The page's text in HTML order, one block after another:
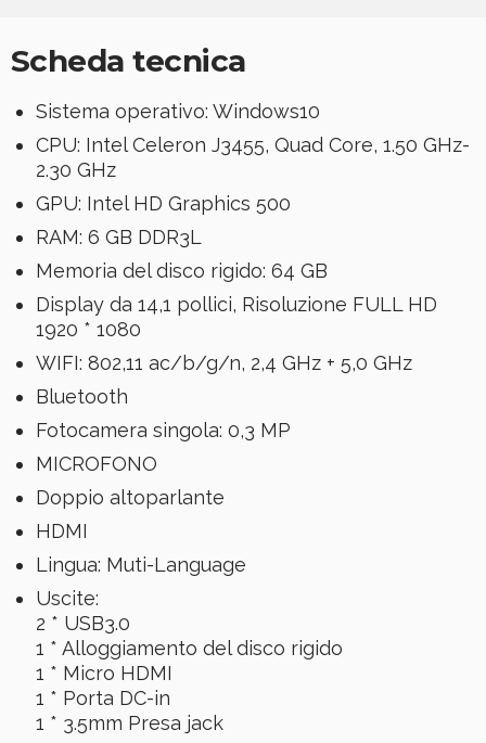
Scheda tecnica
Sistema operativo: Windows10
CPU: Intel Celeron J3455, Quad Core, 1.50 GHz-
2.30 GHz
GPU: Intel HD Graphics 500
RAM: 6 GB DDR3L
Memoria del disco rigido: 64 GB
Display da 14,1 pollici, Risoluzione FULL HD
1920 * 1080
WIFI: 802,11 ac/b/g/n, 2,4 GHz + 5,0 GHz
Bluetooth
Fotocamera singola: 0,3 MP
MICROFONO
Doppio altoparlante
HDMI
Lingua: Muti-Language
Uscite:
2 * USB3.0
1 * Alloggiamento del disco rigido
1 * Micro HDMI
1 * Porta DC-in
1 * 3.5mm Presa jack